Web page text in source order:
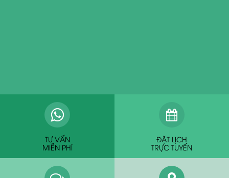
TƯ VẤN
MIỄN PHÍ
ĐẶT LỊCH
TRỰC TUYẾN